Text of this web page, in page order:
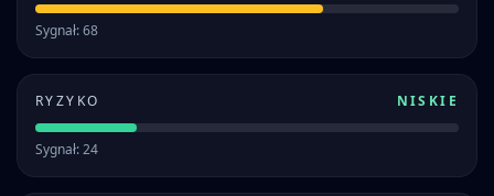
Sygnał: 68
RYZYKO NISKIE
Sygnał: 24